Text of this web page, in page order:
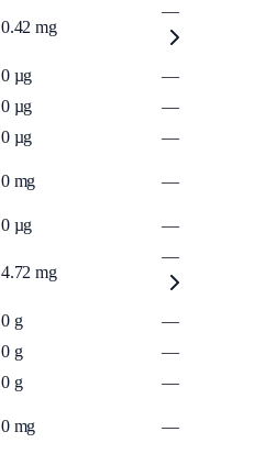
0.42 mg
—
0 µg
—
0 µg
—
0 µg
—
0 mg —
0 µg —
4.72 mg
—
0 g
—
0 g
—
0 g
—
0 mg —